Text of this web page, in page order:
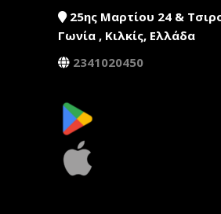
25ης Μαρτίου 24 &
Γωνία , Κιλκίς, Ελλάδα
2341020450